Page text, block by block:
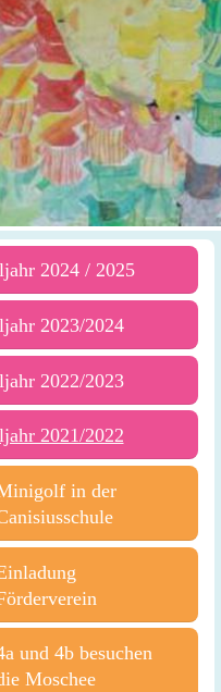
2024 / 2025
2023/2024
2022/2023
2021/2022
in der
und 4b besuchen
Moschee